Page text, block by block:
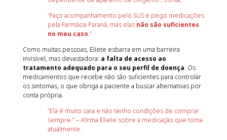
“Faço acompanhamento pelo SUS e pego medicações
pela Farmácia Paraná, mas elas não são suficientes
no meu caso.”
Como muitas pessoas, Eliete esbarra em uma barreira
invisível, mas devastadora: a falta de acesso ao
tratamento adequado para o seu perfil de doença. Os
medicamentos que recebe não são suficientes para controlar
os sintomas, o que obriga a paciente a buscar alternativas por
conta própria.
“Ela é muito cara e não tenho condições de comprar
sempre.” – Afirma Eliete sobre a medicação que toma
atualmente.